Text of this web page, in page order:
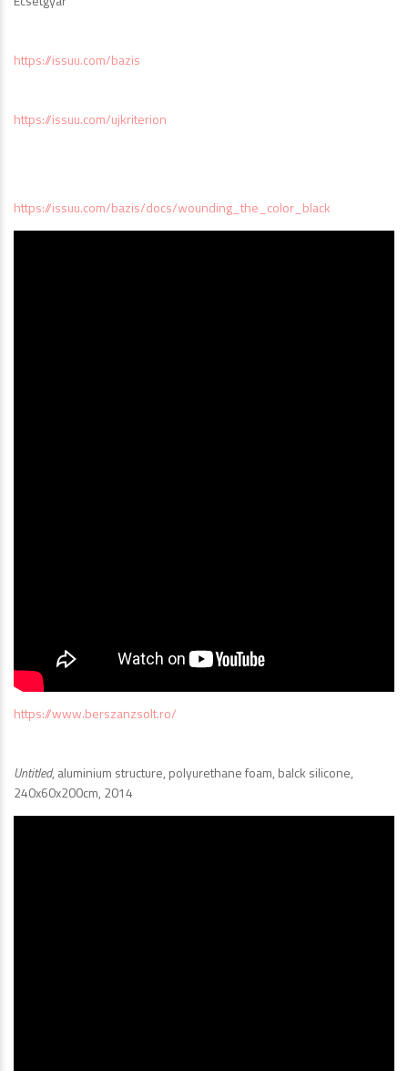
https://issuu.com/bazis
https://issuu.com/ujkriterion
https://issuu.com/bazis/docs/wounding_the_color_black
https://www.berszanzsolt.ro/
Untitled, aluminium structure, polyurethane foam, balck silicone,
240x60x200cm, 2014